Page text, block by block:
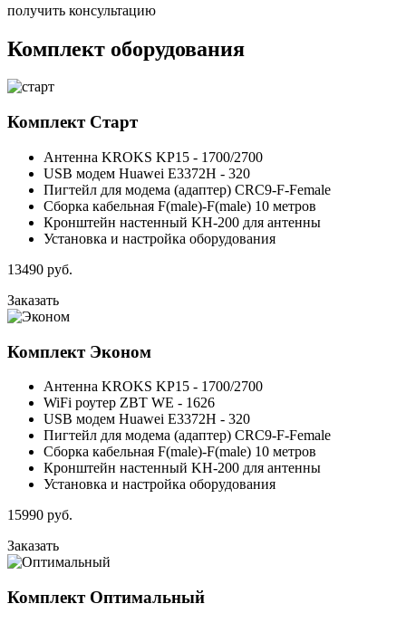
получить консультацию
Комплект оборудования
Комплект Старт
Антенна KROKS KP15 - 1700/2700
USB модем Huawei E3372H - 320
Пигтейл для модема (адаптер) CRC9-F-Female
Сборка кабельная F(male)-F(male) 10 метров
Кронштейн настенный KH-200 для антенны
Установка и настройка оборудования
13490 руб.
Заказать
Комплект Эконом
Антенна KROKS KP15 - 1700/2700
WiFi роутер ZBT WE - 1626
USB модем Huawei E3372H - 320
Пигтейл для модема (адаптер) CRC9-F-Female
Сборка кабельная F(male)-F(male) 10 метров
Кронштейн настенный KH-200 для антенны
Установка и настройка оборудования
15990 руб.
Заказать
Комплект Оптимальный